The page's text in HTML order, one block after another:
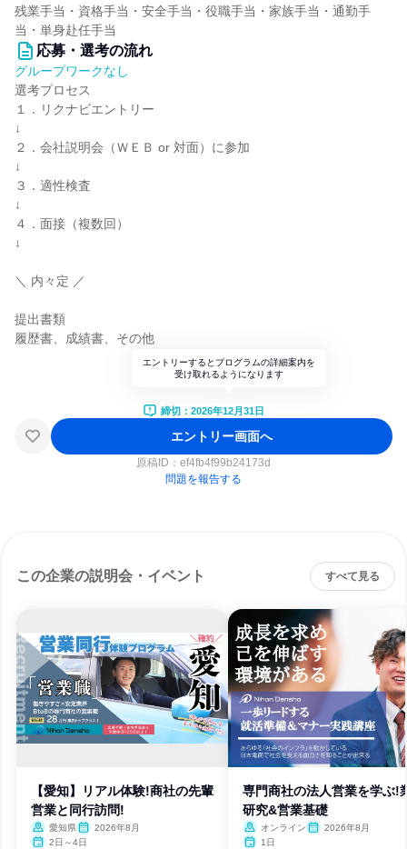
残業手当・資格手当・安全手当・役職手当・家族手当・通勤手
当・単身赴任手当
応募・選考の流れ
グループワークなし
選考プロセス
１．リクナビエントリー
↓
２．会社説明会（ＷＥＢ or 対面）に参加
↓
３．適性検査
↓
４．面接（複数回）
↓
＼ 内々定 ／
提出書類
履歴書、成績書、その他
エントリーするとプログラムの詳細案内を
受け取れるようになります
締切：2026年12月31日
エントリー画面へ
原稿ID： ef4fb4f99b24173d
問題を報告する
この企業の説明会・イベント すべて見る
【愛知】リアル体験!商社の先輩
営業と同行訪問!
愛知県
2026年8月
2日～4日
専門商社の法人営業を学ぶ!
研究&営業基礎
オンライン
2026年8月
1日